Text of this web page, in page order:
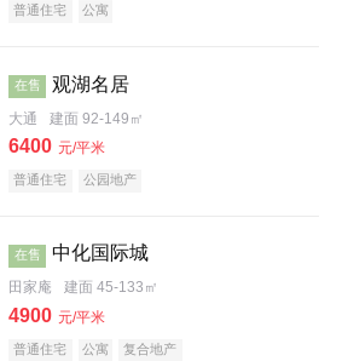
普通住宅 公寓
在售 观湖名居
大通 建面 92-149㎡
6400 元/平米
普通住宅 公园地产
在售 中化国际城
田家庵 建面 45-133㎡
4900 元/平米
普通住宅 公寓 复合地产